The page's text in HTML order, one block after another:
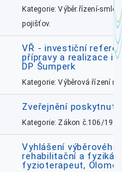
Kategorie: Výběr.řízení-
pojišťov.
VŘ - investiční
přípravy a realizace
DP Šumperk
Kategorie: Výběrová řízení
Zveřejnění
Kategorie: Zákon č.106/1999
Vyhlášení
rehabilitační a
fyzioterapeut,